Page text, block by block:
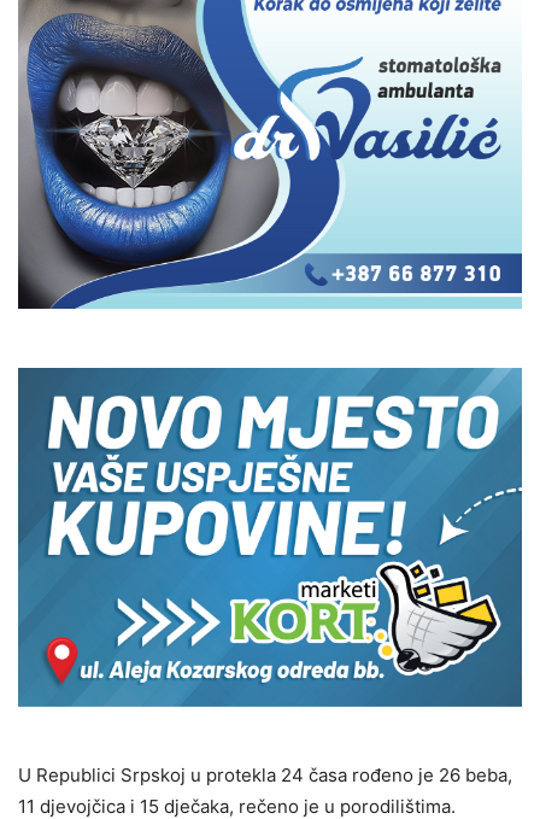
U Republici Srpskoj u protekla 24 časa rođeno je 26 beba,
11 djevojčica i 15 dječaka, rečeno je u porodilištima.